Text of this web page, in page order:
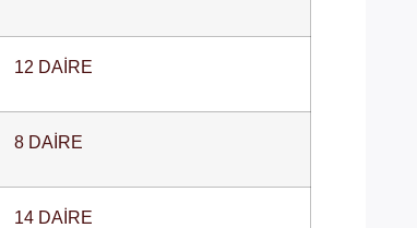
12 DAİRE
8 DAİRE
14 DAİRE